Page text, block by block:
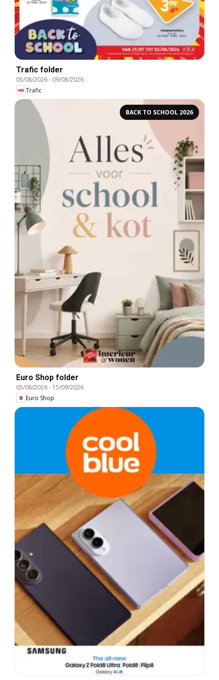
Trafic folder
05/08/2026- 09/08/2026
Trafic
BACK TO SCHOOL 2026
Euro Shop folder
05/08/2026- 15/09/2026
Euro Shop